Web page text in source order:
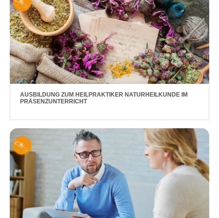
AUSBILDUNG ZUM HEILPRAKTIKER NATURHEILKUNDE IM
PRÄSENZUNTERRICHT